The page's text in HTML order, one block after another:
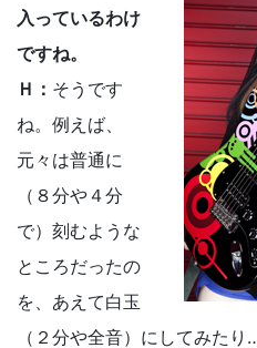
入っているわけ
ですね。
Ｈ： そうです
ね。例えば、
元々は普通に
（８分や４分
で）刻むような
ところだったの
を、あえて白玉
（２分や全音）にしてみた